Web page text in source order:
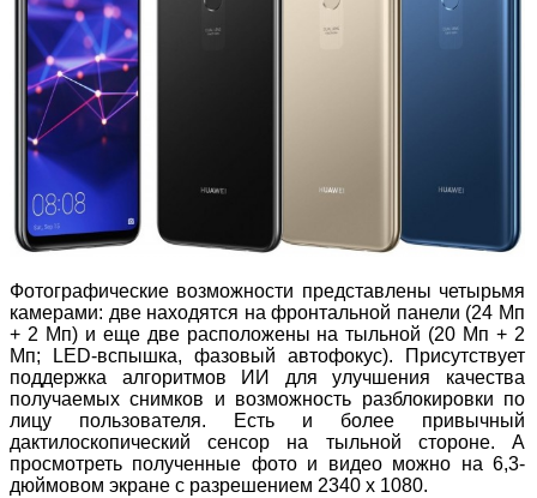
Фотографические возможности представлены четырьмя
камерами: две находятся на фронтальной панели (24 Мп
+ 2 Мп) и еще две расположены на тыльной (20 Мп + 2
Мп; LED-вспышка, фазовый автофокус). Присутствует
поддержка алгоритмов ИИ для улучшения качества
получаемых снимков и возможность разблокировки по
лицу пользователя. Есть и более привычный
дактилоскопический сенсор на тыльной стороне. А
просмотреть полученные фото и видео можно на 6,3-
дюймовом экране с разрешением 2340 х 1080.